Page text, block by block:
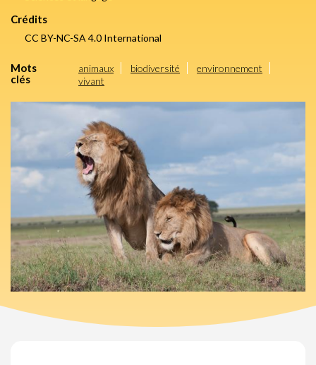
Crédits
CC BY-NC-SA 4.0 International
Mots
clés
animaux biodiversité
environnement
vivant